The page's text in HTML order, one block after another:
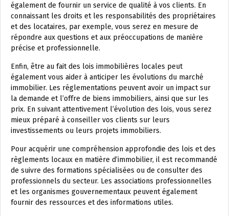
également de fournir un service de qualité à vos clients. En
connaissant les droits et les responsabilités des propriétaires
et des locataires, par exemple, vous serez en mesure de
répondre aux questions et aux préoccupations de manière
précise et professionnelle.
Enfin, être au fait des lois immobilières locales peut
également vous aider à anticiper les évolutions du marché
immobilier. Les réglementations peuvent avoir un impact sur
la demande et l’offre de biens immobiliers, ainsi que sur les
prix. En suivant attentivement l’évolution des lois, vous serez
mieux préparé à conseiller vos clients sur leurs
investissements ou leurs projets immobiliers.
Pour acquérir une compréhension approfondie des lois et des
règlements locaux en matière d’immobilier, il est recommandé
de suivre des formations spécialisées ou de consulter des
professionnels du secteur. Les associations professionnelles
et les organismes gouvernementaux peuvent également
fournir des ressources et des informations utiles.